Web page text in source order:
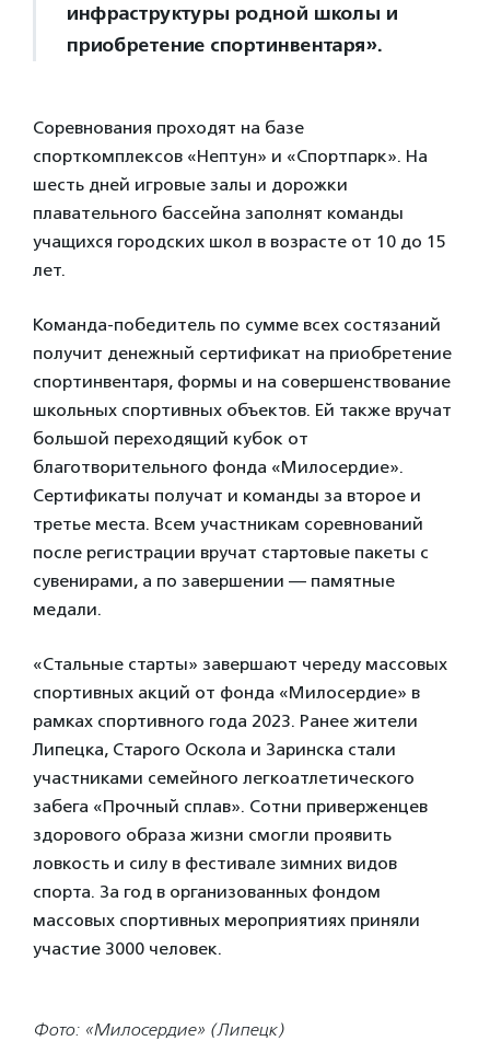
инфраструктуры родной школы и
приобретение спортинвентаря».
Соревнования проходят на базе
спорткомплексов «Нептун» и «Спортпарк». На
шесть дней игровые залы и дорожки
плавательного бассейна заполнят команды
учащихся городских школ в возрасте от 10 до 15
лет.
Команда-победитель по сумме всех состязаний
получит денежный сертификат на приобретение
спортинвентаря, формы и на совершенствование
школьных спортивных объектов. Ей также вручат
большой переходящий кубок от
благотворительного фонда «Милосердие».
Сертификаты получат и команды за второе и
третье места. Всем участникам соревнований
после регистрации вручат стартовые пакеты с
сувенирами, а по завершении — памятные
медали.
«Стальные старты» завершают череду массовых
спортивных акций от фонда «Милосердие» в
рамках спортивного года 2023. Ранее жители
Липецка, Старого Оскола и Заринска стали
участниками семейного легкоатлетического
забега «Прочный сплав». Сотни приверженцев
здорового образа жизни смогли проявить
ловкость и силу в фестивале зимних видов
спорта. За год в организованных фондом
массовых спортивных мероприятиях приняли
участие 3000 человек.
Фото: «Милосердие» (Липецк)